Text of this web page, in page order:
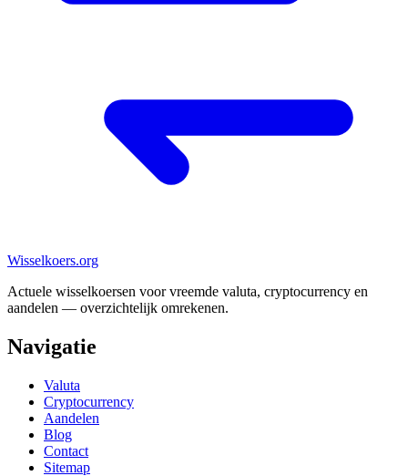
Wisselkoers.org
Actuele wisselkoersen voor vreemde valuta, cryptocurrency en
aandelen — overzichtelijk omrekenen.
Navigatie
Valuta
Cryptocurrency
Aandelen
Blog
Contact
Sitemap